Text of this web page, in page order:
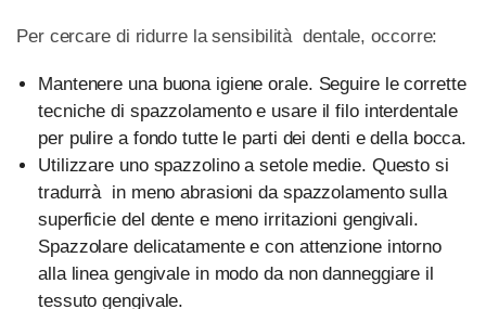
Per cercare di ridurre la sensibilità dentale, occorre:
Mantenere una buona igiene orale. Seguire le corrette
tecniche di spazzolamento e usare il filo interdentale
per pulire a fondo tutte le parti dei denti e della bocca.
Utilizzare uno spazzolino a setole medie. Questo si
tradurrà in meno abrasioni da spazzolamento sulla
superficie del dente e meno irritazioni gengivali.
Spazzolare delicatamente e con attenzione intorno
alla linea gengivale in modo da non danneggiare il
tessuto gengivale.